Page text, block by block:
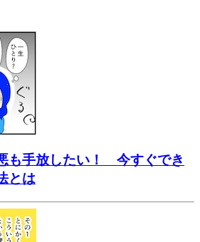
も手放したい！ 今すぐでき
とは